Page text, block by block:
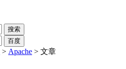
> Apache > 文章